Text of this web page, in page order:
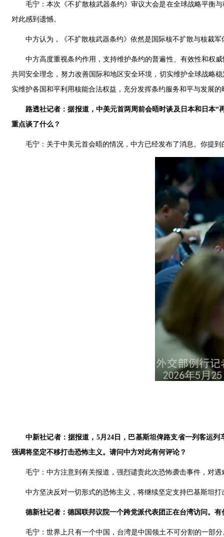
毛宁：本次《不扩散核武器条约》审议大会是在全球战略平衡
对此感到遗憾。
中方认为，《不扩散核武器条约》依然是国际核不扩散与核裁
中方高度重视条约作用，支持维护条约的普遍性、有效性和权
共同安全理念，努力改善国际和地区安全环境，切实维护全球战略
实维护各国和平利用核能合法权益，充分发挥条约服务和平与发展的
路透社记者：据报道，中美元首两周前会晤时谈及日本和日本
重点谈了什么？
毛宁：关于中美元首会晤的情况，中方已经发布了消息。你提
中新社记者：据报道，5月24日，巴基斯坦俾路支省一列客运
强调将坚定不移打击恐怖主义。请问中方对此有何评论？
毛宁：中方注意到有关报道，强烈谴责此次恐怖袭击事件，对
中方坚决反对一切形式的恐怖主义，将继续坚定支持巴基斯坦
德新社记者：德国联邦议院一个跨党派代表团正在台湾访问。
毛宁：世界上只有一个中国，台湾是中国领土不可分割的一部